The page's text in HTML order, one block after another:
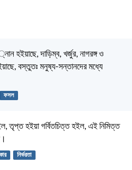
হইয়াছে, দাড়িম্ব, খর্জুর, নাগরঙ্গ ও
বস্তুতঃ মনুষ্য-সন্তানদের মধ্যে
ফসল
তৃপ্ত হইয়া গর্বিতচিত্ত হইল, এই নিমিত্ত
নির্ভরতা